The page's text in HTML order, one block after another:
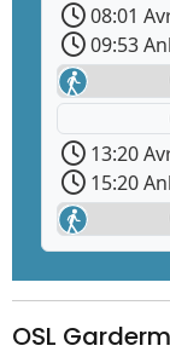
08:01
09:53
13:20
15:20
OSL